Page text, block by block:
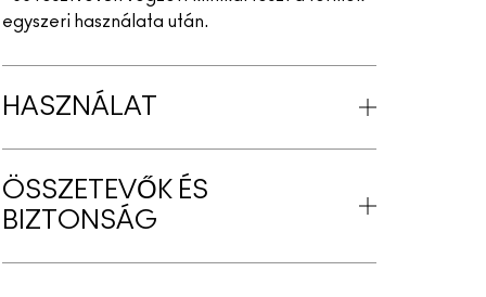
egyszeri használata után.
HASZNÁLAT
ÖSSZETEVŐK ÉS
BIZTONSÁG